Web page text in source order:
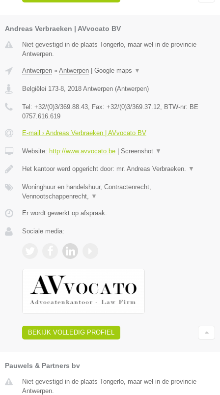
Andreas Verbraeken | AVvocato BV
Niet gevestigd in de plaats Tongerlo, maar wel in de provincie
Antwerpen.
Antwerpen » Antwerpen Google maps ▼
Belgiëlei 173-8, 2018 Antwerpen (Antwerpen)
Tel: +32/(0)3/369.88.43, Fax: +32/(0)3/369.37.12, BTW-nr: BE
0757.616.619
E-mail › Andreas Verbraeken | AVvocato BV
Website: http://www.avvocato.be Screenshot ▼
Het kantoor werd opgericht door: mr. Andreas Verbraeken. ▼
Woninghuur en handelshuur, Contractenrecht,
Vennootschappenrecht, ▼
Er wordt gewerkt op afspraak.
Sociale media:
BEKIJK VOLLEDIG PROFIEL
Pauwels & Partners bv
Niet gevestigd in de plaats Tongerlo, maar wel in de provincie
Antwerpen.